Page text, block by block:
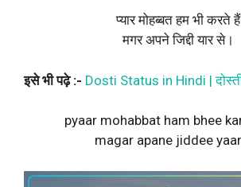
प्यार मोहब्बत हम भी करते हैं
मगर अपने जिद्दी यार से।
इसे भी पढ़े :- Dosti Status in Hindi |
pyaar mohabbat ham bhee
magar apane jiddee